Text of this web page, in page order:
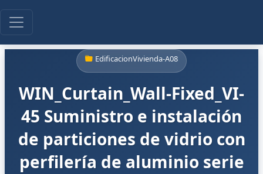
EdificacionVivienda-A08
WIN_Curtain_Wall-Fixed_VI-
45 Suministro e instalación
de particiones de vidrio con
perfilería de aluminio serie